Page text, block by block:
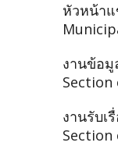
หัวหน้าแ
งานข้อมู
Section
งานรับเ